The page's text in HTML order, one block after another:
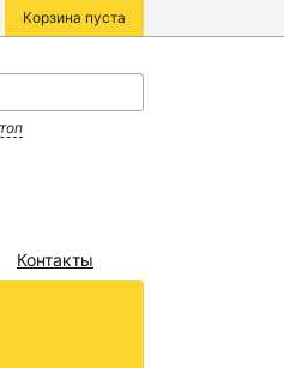
Корзина пуста
Контакты